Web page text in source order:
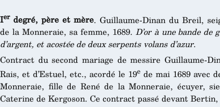
Ierdegré, père et mère. Guillaume-Dinan du Breil,
de la Monneraie, sa femme, 1689. D’or à une bande de
d’argent, et acostée de deux serpents volans d’azur.
Contract du second mariage de messire Guillaume-
Rais, et d’Estuel, etc., acordé le 19e de mai 1689 avec
Monneraie, fille de René de la Monneraie, écuyer,
Caterine de Kergoson. Ce contract passé devant